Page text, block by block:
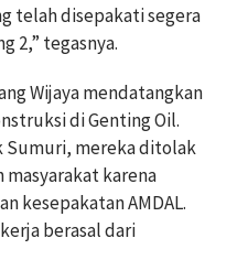
telah disepakati segera
2,” tegasnya.
Wijaya mendatangkan
di Genting Oil.
Sumuri, mereka ditolak
karena
kesepakatan AMDAL.
berasal dari